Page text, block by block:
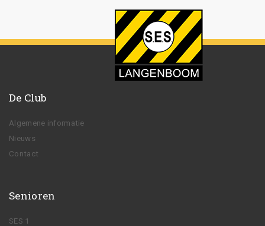
De Club
Algemene informatie
Nieuws
Contact
Senioren
SES 1